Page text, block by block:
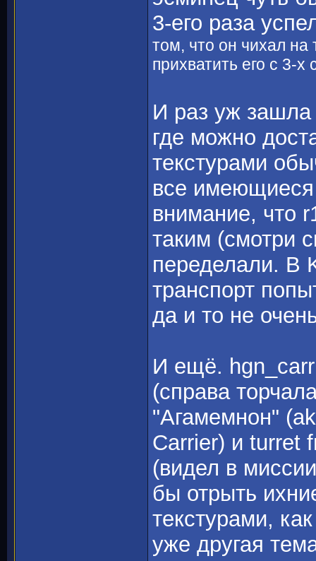
3-его раза
том, что он чихал на
прихватить его с 3-х
И раз уж зашла
где можно
текстурами
все имеющиеся
внимание, что
таким (смотри
переделали. B
транспорт
да и то не
И ещё.
(справа
"Агамемнон"
Carrier) и turret
(видел в
бы отрыть
текстурами,
уже другая